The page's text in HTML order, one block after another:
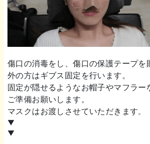
傷口の消毒をし、傷口の保護テープを
外の方はギブス固定を行います。
固定が隠せるようなお帽子やマフラー
ご準備お願いします。
マスクはお渡しさせていただきます。
▼
▼